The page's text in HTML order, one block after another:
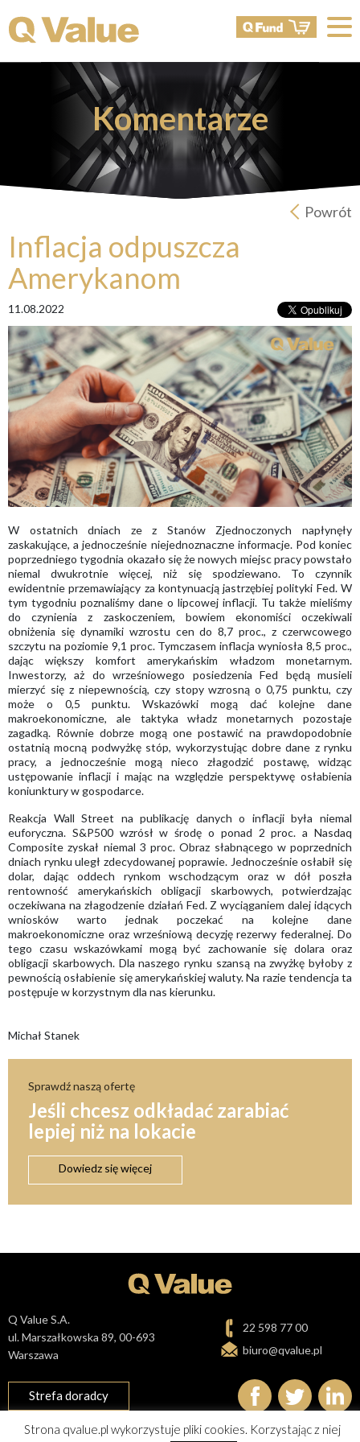
Komentarze
Powrót
Inflacja odpuszcza
Amerykanom
11.08.2022
W ostatnich dniach ze z Stanów Zjednoczonych napłynęły
zaskakujące, a jednocześnie niejednoznaczne informacje. Pod koniec
poprzedniego tygodnia okazało się że nowych miejsc pracy powstało
niemal dwukrotnie więcej, niż się spodziewano. To czynnik
ewidentnie przemawiający za kontynuacją jastrzębiej polityki Fed. W
tym tygodniu poznaliśmy dane o lipcowej inflacji. Tu także mieliśmy
do czynienia z zaskoczeniem, bowiem ekonomiści oczekiwali
obniżenia się dynamiki wzrostu cen do 8,7 proc., z czerwcowego
szczytu na poziomie 9,1 proc. Tymczasem inflacja wyniosła 8,5 proc.,
dając większy komfort amerykańskim władzom monetarnym.
Inwestorzy, aż do wrześniowego posiedzenia Fed będą musieli
mierzyć się z niepewnością, czy stopy wzrosną o 0,75 punktu, czy
może o 0,5 punktu. Wskazówki mogą dać kolejne dane
makroekonomiczne, ale taktyka władz monetarnych pozostaje
zagadką. Równie dobrze mogą one postawić na prawdopodobnie
ostatnią mocną podwyżkę stóp, wykorzystując dobre dane z rynku
pracy, a jednocześnie mogą nieco złagodzić postawę, widząc
ustępowanie inflacji i mając na względzie perspektywę osłabienia
koniunktury w gospodarce.
Reakcja Wall Street na publikację danych o inflacji była niemal
euforyczna. S&P500 wzrósł w środę o ponad 2 proc. a Nasdaq
Composite zyskał niemal 3 proc. Obraz słabnącego w poprzednich
dniach rynku uległ zdecydowanej poprawie. Jednocześnie osłabił się
dolar, dając oddech rynkom wschodzącym oraz w dół poszła
rentowność amerykańskich obligacji skarbowych, potwierdzając
oczekiwana na złagodzenie działań Fed. Z wyciąganiem dalej idących
wniosków warto jednak poczekać na kolejne dane
makroekonomiczne oraz wrześniową decyzję rezerwy federalnej. Do
tego czasu wskazówkami mogą być zachowanie się dolara oraz
obligacji skarbowych. Dla naszego rynku szansą na zwyżkę byłoby z
pewnością osłabienie się amerykańskiej waluty. Na razie tendencja ta
postępuje w korzystnym dla nas kierunku.
Michał Stanek
Sprawdź naszą ofertę
Jeśli chcesz odkładać zarabiać
lepiej niż na lokacie
Dowiedz się więcej
Q Value S.A.
ul. Marszałkowska 89, 00-693
Warszawa
22 598 77 00
biuro@qvalue.pl
Strefa doradcy
Polityka prywatności i cookies Mapa Strony
Strona qvalue.pl wykorzystuje pliki cookies. Korzystając z niej